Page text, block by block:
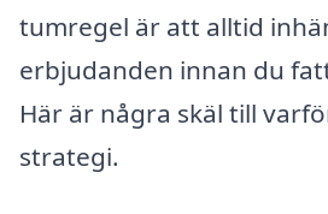
tumregel är att alltid
erbjudanden innan du
Här är några skäl till
strategi.